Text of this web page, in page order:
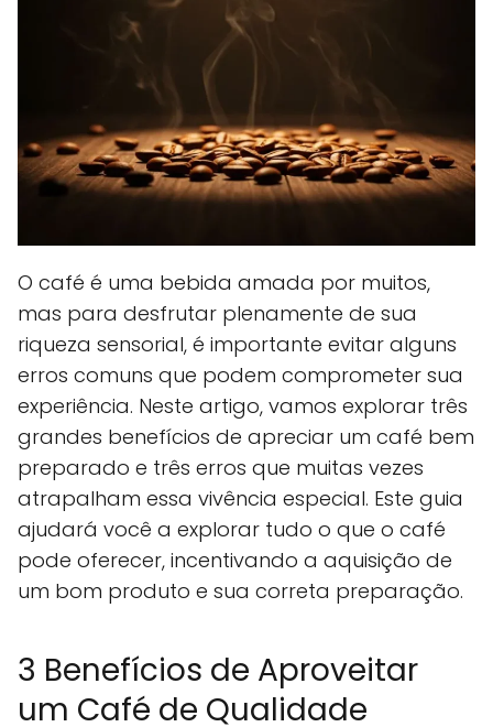
O café é uma bebida amada por muitos,
mas para desfrutar plenamente de sua
riqueza sensorial, é importante evitar alguns
erros comuns que podem comprometer sua
experiência. Neste artigo, vamos explorar três
grandes benefícios de apreciar um café bem
preparado e três erros que muitas vezes
atrapalham essa vivência especial. Este guia
ajudará você a explorar tudo o que o café
pode oferecer, incentivando a aquisição de
um bom produto e sua correta preparação.
3 Benefícios de Aproveitar
um Café de Qualidade